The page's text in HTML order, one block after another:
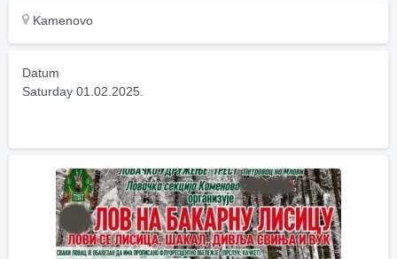
Kamenovo
Datum
Saturday 01.02.2025.